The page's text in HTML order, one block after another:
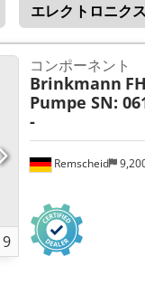
エレクトロニクス
9
Remscheid
コンポーネント
Brinkmann
Pumpe SN:
-